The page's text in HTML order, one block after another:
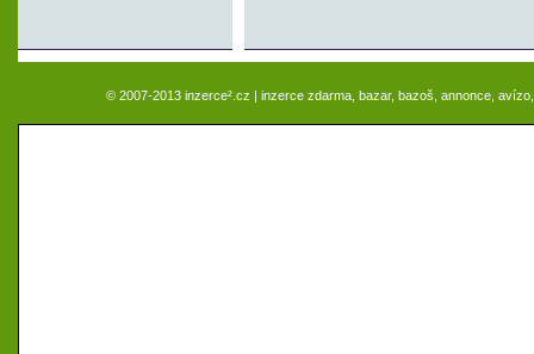
© 2007-2013 inzerce².cz | inzerce zdarma, bazar, bazoš, annonce,